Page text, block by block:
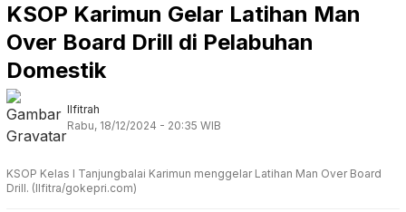
KSOP Karimun Gelar Latihan Man
Over Board Drill di Pelabuhan
Domestik
Ilfitrah
Rabu, 18/12/2024 - 20:35 WIB
KSOP Kelas I Tanjungbalai Karimun menggelar Latihan Man Over Board
Drill. (Ilfitra/gokepri.com)